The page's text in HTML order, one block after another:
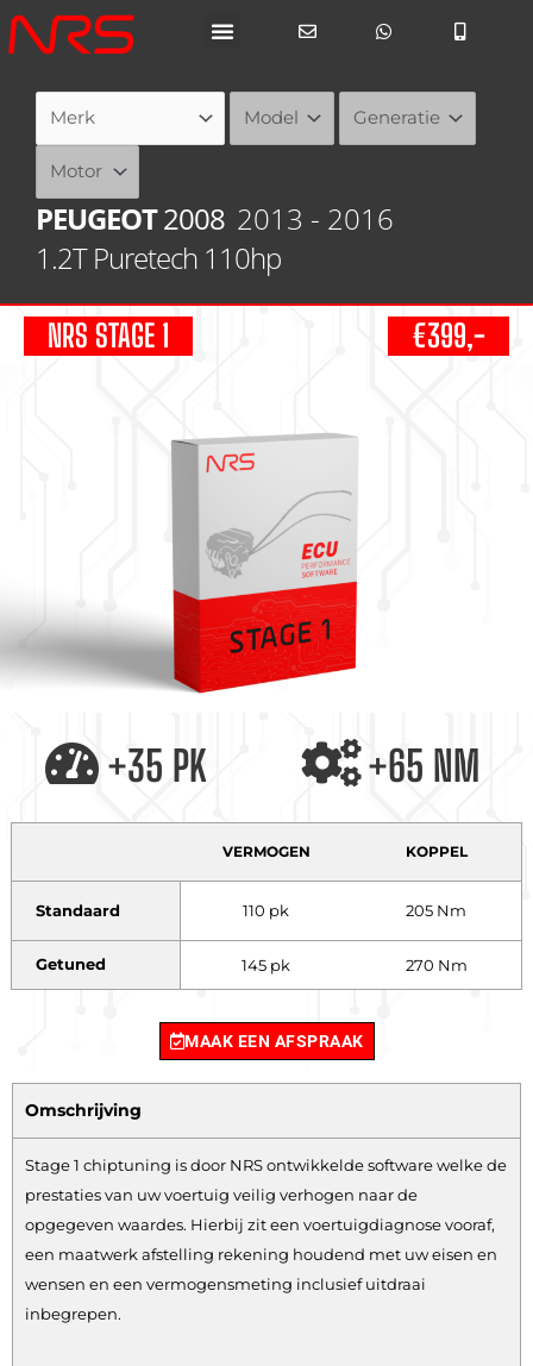
Ga
naar
PEUGEOT2008 2013 - 2016
1.2T Puretech 110hp
NRS STAGE 1 €399,-
+35 PK +65 NM
VERMOGEN KOPPEL
Standaard 110 pk 205 Nm
Getuned 145 pk 270 Nm
MAAK EEN AFSPRAAK
Omschrijving
Stage 1 chiptuning is door NRS ontwikkelde software welke de
prestaties van uw voertuig veilig verhogen naar de
opgegeven waardes. Hierbij zit een voertuigdiagnose vooraf,
een maatwerk afstelling rekening houdend met uw eisen en
wensen en een vermogensmeting inclusief uitdraai
inbegrepen.